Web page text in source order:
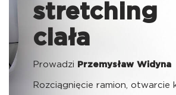
stretching
ciała
Prowadzi Przemysław Widyna
Rozciągnięcie ramion, otwarcie